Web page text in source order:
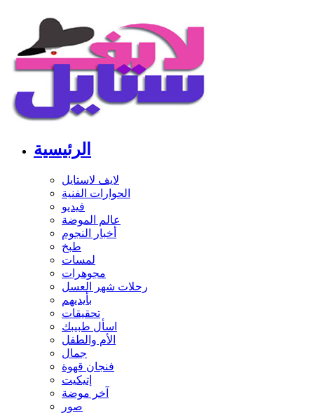
الرئيسية
لايف لاستايل
الحوارات الفنية
فيديو
عالم الموضة
أخبار النجوم
طبخ
لمسات
مجوهرات
رحلات شهر العسل
بأيديهم
تحقيقات
اسأل طبيبك
الأم والطفل
جمال
فنجان قهوة
إتيكيت
آخر موضة
صور